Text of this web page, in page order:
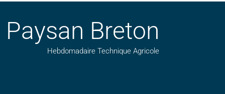
Paysan Breton
Hebdomadaire Technique Agricole